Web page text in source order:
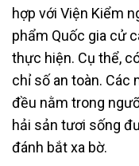
hợp với Viện Kiểm
phẩm Quốc gia cử
thực hiện. Cụ thể,
chỉ số an toàn. Các
đều nằm trong
hải sản tươi sống
đánh bắt xa bờ.